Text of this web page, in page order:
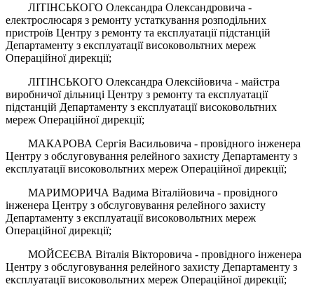
ЛІТІНСЬКОГО Олександра Олександровича -
електрослюсаря з ремонту устаткування розподільних
пристроїв Центру з ремонту та експлуатації підстанцій
Департаменту з експлуатації високовольтних мереж
Операційної дирекції;
ЛІТІНСЬКОГО Олександра Олексійовича - майстра
виробничої дільниці Центру з ремонту та експлуатації
підстанцій Департаменту з експлуатації високовольтних
мереж Операційної дирекції;
МАКАРОВА Сергія Васильовича - провідного інженера
Центру з обслуговування релейного захисту Департаменту з
експлуатації високовольтних мереж Операційної дирекції;
МАРИМОРИЧА Вадима Віталійовича - провідного
інженера Центру з обслуговування релейного захисту
Департаменту з експлуатації високовольтних мереж
Операційної дирекції;
МОЙСЕЄВА Віталія Вікторовича - провідного інженера
Центру з обслуговування релейного захисту Департаменту з
експлуатації високовольтних мереж Операційної дирекції;